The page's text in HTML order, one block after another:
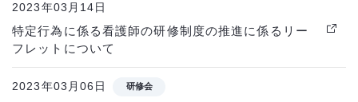
2023年03月14日
特定行為に係る看護師の研修制度の推進に係るリー
フレットについて
2023年03月06日 研修会